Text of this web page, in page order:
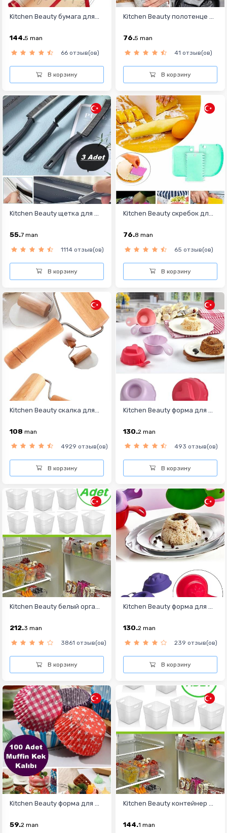
Kitchen Beauty бумага для...
144.5 man
66 отзыв(ов)
В корзину
Kitchen Beauty полотенце ...
76.5 man
41 отзыв(ов)
В корзину
Kitchen Beauty щетка для ...
55.7 man
1114 отзыв(ов)
В корзину
Kitchen Beauty скребок дл...
76.8 man
65 отзыв(ов)
В корзину
Kitchen Beauty скалка для...
108 man
4929 отзыв(ов)
В корзину
Kitchen Beauty форма для ...
130.2 man
493 отзыв(ов)
В корзину
Kitchen Beauty белый орга...
212.3 man
3861 отзыв(ов)
В корзину
Kitchen Beauty форма для ...
130.2 man
239 отзыв(ов)
В корзину
Kitchen Beauty форма для ...
59.2 man
Kitchen Beauty контейнер ...
144.1 man